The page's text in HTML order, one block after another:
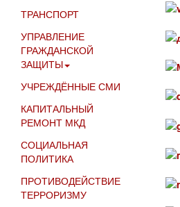
ТРАНСПОРТ
УПРАВЛЕНИЕ
ГРАЖДАНСКОЙ
ЗАЩИТЫ
УЧРЕЖДЁННЫЕ СМИ
КАПИТАЛЬНЫЙ
РЕМОНТ МКД
СОЦИАЛЬНАЯ
ПОЛИТИКА
ПРОТИВОДЕЙСТВИЕ
ТЕРРОРИЗМУ